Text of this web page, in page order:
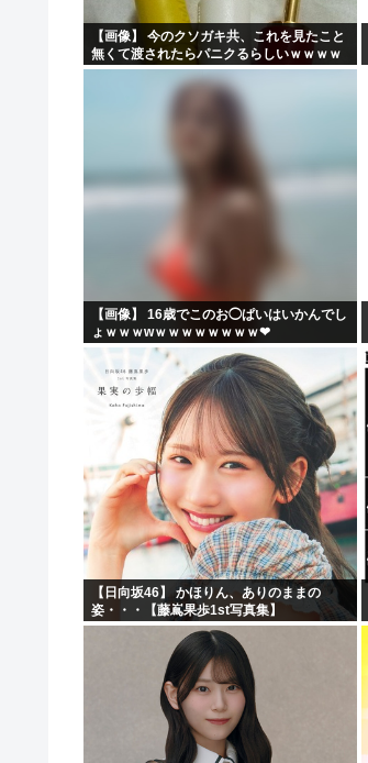
【画像】 今のクソガキ共、これを見たこと
無くて渡されたらパニクるらしいｗｗｗｗ
ｗｗｗｗｗｗｗｗｗ
【画像】 16歳でこのお◯ぱいはいかんでし
ょｗｗｗwｗｗｗｗｗｗｗｗ❤
【日向坂46】 かほりん、ありのままの
姿・・・【藤嶌果歩1st写真集】